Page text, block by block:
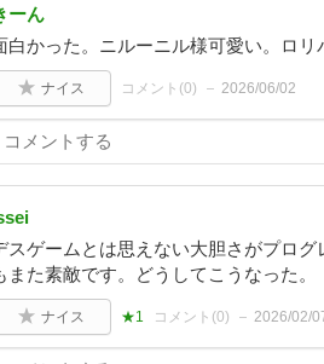
ーん
白かった。ニルーニル様可愛い。ロリ
ナイス コメント(0) 2026/06/02
スゲームとは思えない大胆さがプロ
また素敵です。どうしてこうなった。
ナイス ★1 コメント(0) 2026/02/